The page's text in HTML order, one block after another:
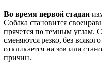
Во время первой стадии
Собака становится
прячется по темным углам.
сменяются резко, без
откликается на зов или
причин.